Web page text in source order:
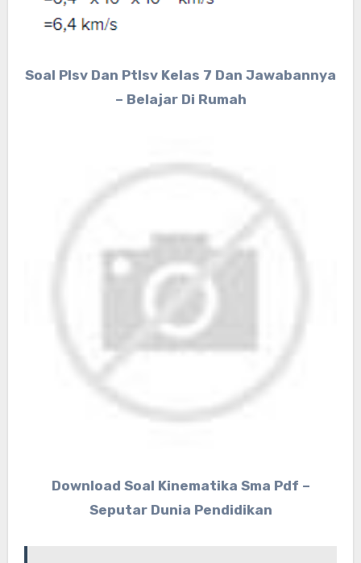
Soal Plsv Dan Ptlsv Kelas 7 Dan Jawabannya
– Belajar Di Rumah
Download Soal Kinematika Sma Pdf –
Seputar Dunia Pendidikan